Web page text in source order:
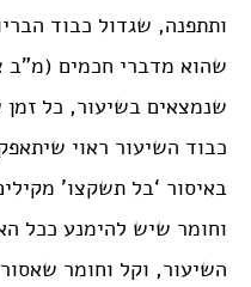
ותתפנה, שגדול כבוד
שהוא מדברי חכמים (מ”ב
שנמצאים בשיעור, כל זמן
כבוד השיעור ראוי
באיסור ‘בל תשקצו’
וחומר שיש להימנע ככל
השיעור, וקל וחומר